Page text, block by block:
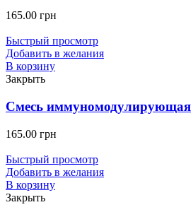
165.00 грн
Быстрый просмотр
Добавить в желания
В корзину
Закрыть
Смесь иммуномодулирующая
165.00 грн
Быстрый просмотр
Добавить в желания
В корзину
Закрыть